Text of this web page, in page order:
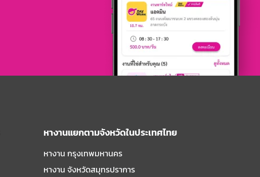
หางานแยกตามจังหวัดในประเทศไทย
หางาน กรุงเทพมหานคร
หางาน จังหวัดสมุทรปราการ